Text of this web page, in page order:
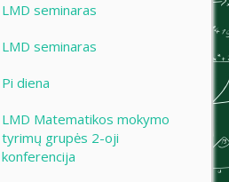
LMD seminaras
LMD seminaras
Pi diena
LMD Matematikos mokymo
tyrimų grupės 2-oji
konferencija